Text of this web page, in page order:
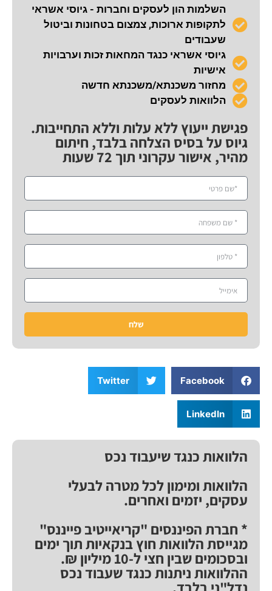
השלמות הון לעסקים וחברות - גיוסי אשראי
לתקופות ארוכות, צמצום בטחונות וביטול
שעבודים
גיוסי אשראי כנגד המחאות זכות וערבויות
אישיות
מחזור משכנתא/משכנתא חדשה
הלוואות לעסקים
פגישת ייעוץ ללא עלות וללא התחייבות.
גיוס על בסיס הצלחה בלבד, חיתום
מהיר, אישור עקרוני תוך 72 שעות
שלח
Facebook
Twitter
LinkedIn
הלוואות כנגד שיעבוד נכס
הלוואות ומימון לכל מטרה לבעלי
עסקים, יזמים ואחרים.
* חברת הפיננסים "קריאייטיב פייננס"
מגייסת הלוואות חוץ בנקאיות תוך ימים
ובסכומים שבין חצי ל-10 מיליון ₪.
ההלוואות ניתנות כנגד שעבוד נכס